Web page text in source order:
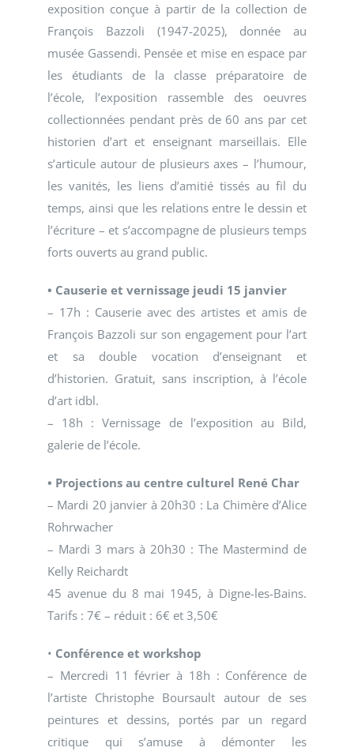
exposition conçue à partir de la collection de
François Bazzoli (1947-2025), donnée au
musée Gassendi. Pensée et mise en espace par
les étudiants de la classe préparatoire de
l’école, l’exposition rassemble des oeuvres
collectionnées pendant près de 60 ans par cet
historien d’art et enseignant marseillais. Elle
s’articule autour de plusieurs axes – l’humour,
les vanités, les liens d’amitié tissés au fil du
temps, ainsi que les relations entre le dessin et
l’écriture – et s’accompagne de plusieurs temps
forts ouverts au grand public.
• Causerie et vernissage jeudi 15 janvier
– 17h : Causerie avec des artistes et amis de
François Bazzoli sur son engagement pour l’art
et sa double vocation d’enseignant et
d’historien. Gratuit, sans inscription, à l’école
d’art idbl.
– 18h : Vernissage de l’exposition au Bild,
galerie de l’école.
• Projections au centre culturel René Char
– Mardi 20 janvier à 20h30 : La Chimère d’Alice
Rohrwacher
– Mardi 3 mars à 20h30 : The Mastermind de
Kelly Reichardt
45 avenue du 8 mai 1945, à Digne-les-Bains.
Tarifs : 7€ – réduit : 6€ et 3,50€
• Conférence et workshop
– Mercredi 11 février à 18h : Conférence de
l’artiste Christophe Boursault autour de ses
peintures et dessins, portés par un regard
critique qui s’amuse à démonter les